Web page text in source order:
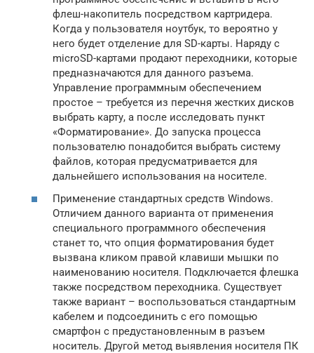
флеш-накопитель посредством картридера.
Когда у пользователя ноутбук, то вероятно у
него будет отделение для SD-карты. Наряду с
microSD-картами продают переходники, которые
предназначаются для данного разъема.
Управление программным обеспечением
простое – требуется из перечня жестких дисков
выбрать карту, а после исследовать пункт
«Форматирование». До запуска процесса
пользователю понадобится выбрать систему
файлов, которая предусматривается для
дальнейшего использования на носителе.
Применение стандартных средств Windows.
Отличием данного варианта от применения
специального программного обеспечения
станет то, что опция форматирования будет
вызвана кликом правой клавиши мышки по
наименованию носителя. Подключается флешка
также посредством переходника. Существует
также вариант – воспользоваться стандартным
кабелем и подсоединить с его помощью
смартфон с предустановленным в разъем
носитель. Другой метод выявления носителя ПК